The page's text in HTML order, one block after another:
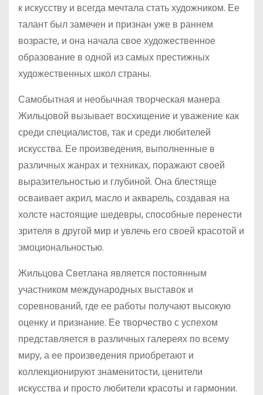
к искусству и всегда мечтала стать художником. Ее
талант был замечен и признан уже в раннем
возрасте, и она начала свое художественное
образование в одной из самых престижных
художественных школ страны.
Самобытная и необычная творческая манера
Жильцовой вызывает восхищение и уважение как
среди специалистов, так и среди любителей
искусства. Ее произведения, выполненные в
различных жанрах и техниках, поражают своей
выразительностью и глубиной. Она блестяще
осваивает акрил, масло и акварель, создавая на
холсте настоящие шедевры, способные перенести
зрителя в другой мир и увлечь его своей красотой и
эмоциональностью.
Жильцова Светлана является постоянным
участником международных выставок и
соревнований, где ее работы получают высокую
оценку и признание. Ее творчество с успехом
представляется в различных галереях по всему
миру, а ее произведения приобретают и
коллекционируют знаменитости, ценители
искусства и просто любители красоты и гармонии.